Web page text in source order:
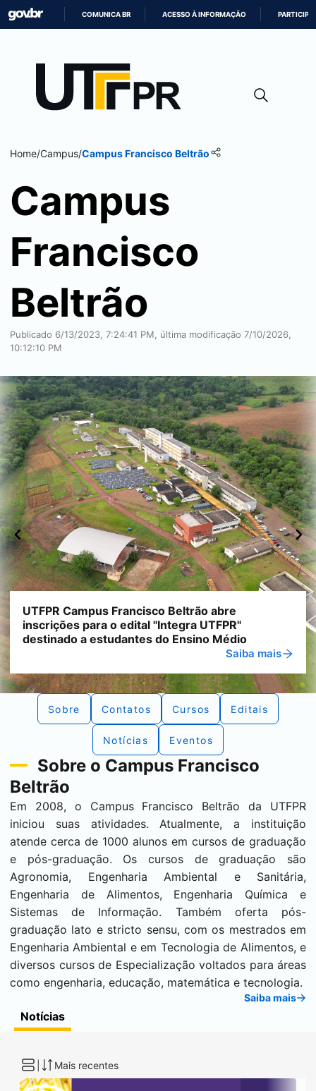
CONTEÚDO
COMUNICA BR ACESSO À INFORMAÇÃO PARTICIPE
Home/Campus/CampusFrancisco Beltrão
Campus
Francisco
Beltrão
Publicado 6/13/2023, 7:24:41 PM, última modificação 7/10/2026,
10:12:10 PM
UTFPR Campus Francisco Beltrão abre
inscrições para o edital "Integra UTFPR"
destinado a estudantes do Ensino Médio
Saiba mais
UTFPR Campus Francisco Beltrão abre
inscrições para o edital "Integra UTFPR"
destinado a estudantes do Ensino Médio
Saiba mais
Sobre Contatos Cursos Editais
Notícias Eventos
Sobre o Campus Francisco
Beltrão
Em 2008, o Campus Francisco Beltrão da UTFPR
iniciou suas atividades. Atualmente, a instituição
atende cerca de 1000 alunos em cursos de graduação
e pós-graduação. Os cursos de graduação são
Agronomia, Engenharia Ambiental e Sanitária,
Engenharia de Alimentos, Engenharia Química e
Sistemas de Informação. Também oferta pós-
graduação lato e stricto sensu, com os mestrados em
Engenharia Ambiental e em Tecnologia de Alimentos, e
diversos cursos de Especialização voltados para áreas
como engenharia, educação, matemática e tecnologia.
Saiba mais
Notícias
Mais recentes